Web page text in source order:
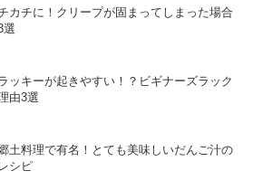
カチに！クリープが固まってしまった場合
選
ッキーが起きやすい！？ビギナーズラック
由3選
土料理で有名！とても美味しいだんご汁の
シピ